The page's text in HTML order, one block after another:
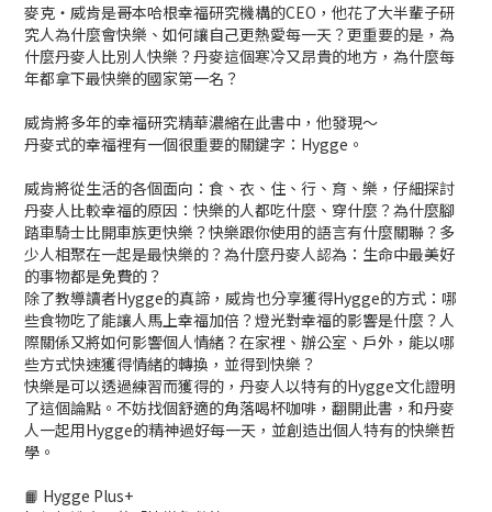
麥克‧威肯是哥本哈根幸福研究機構的CEO，他花了大半輩子研
究人為什麼會快樂、如何讓自己更熱愛每一天？更重要的是，為
什麼丹麥人比別人快樂？丹麥這個寒冷又昂貴的地方，為什麼每
年都拿下最快樂的國家第一名？
威肯將多年的幸福研究精華濃縮在此書中，他發現～
丹麥式的幸福裡有一個很重要的關鍵字：Hygge。
威肯將從生活的各個面向：食、衣、住、行、育、樂，仔細探討
丹麥人比較幸福的原因：快樂的人都吃什麼、穿什麼？為什麼腳
踏車騎士比開車族更快樂？快樂跟你使用的語言有什麼關聯？多
少人相聚在一起是最快樂的？為什麼丹麥人認為：生命中最美好
的事物都是免費的？
除了教導讀者Hygge的真諦，威肯也分享獲得Hygge的方式：哪
些食物吃了能讓人馬上幸福加倍？燈光對幸福的影響是什麼？人
際關係又將如何影響個人情緒？在家裡、辦公室、戶外，能以哪
些方式快速獲得情緒的轉換，並得到快樂？
快樂是可以透過練習而獲得的，丹麥人以特有的Hygge文化證明
了這個論點。不妨找個舒適的角落喝杯咖啡，翻開此書，和丹麥
人一起用Hygge的精神過好每一天，並創造出個人特有的快樂哲
學。
📙 Hygge Plus+